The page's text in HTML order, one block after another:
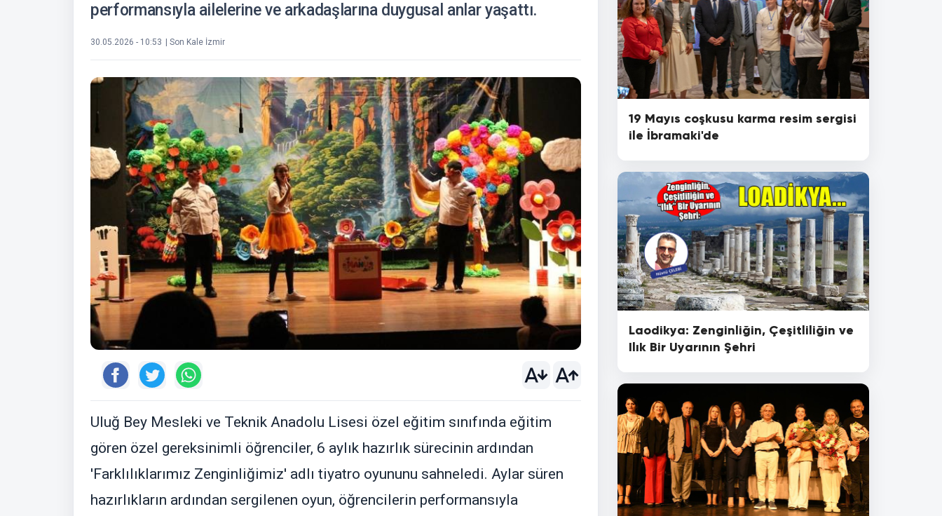
performansıyla ailelerine ve arkadaşlarına duygusal anlar yaşattı.
30.05.2026 - 10:53 | Son Kale İzmir
Uluğ Bey Mesleki ve Teknik Anadolu Lisesi özel eğitim sınıfında eğitim
gören özel gereksinimli öğrenciler, 6 aylık hazırlık sürecinin ardından
'Farklılıklarımız Zenginliğimiz' adlı tiyatro oyununu sahneledi. Aylar süren
hazırlıkların ardından sergilenen oyun, öğrencilerin performansıyla
19 Mayıs coşkusu karma resim sergisi
ile İbramaki'de
Laodikya: Zenginliğin, Çeşitliliğin ve
Ilık Bir Uyarının Şehri